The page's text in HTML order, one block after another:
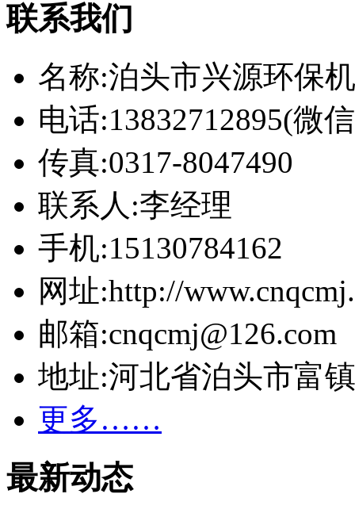
联系我们
名称:泊头市兴源环保
电话:13832712895(微
传真:0317-8047490
联系人:李经理
手机:15130784162
网址:http://
邮箱:cnqcmj@126.com
地址:河北省泊头市富
更多……
最新动态